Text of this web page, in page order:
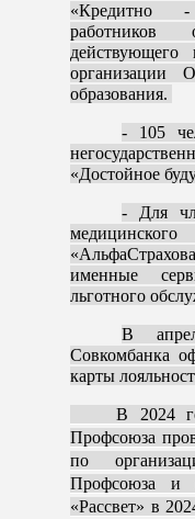
«Кредитно -
работников
организации
образования.
- 105
«Достойное
- Для
именные
льготного
В
Совкомбанка
карты
В 2024 году
Профсоюза
по
Профсоюза и
«Рассвет» в